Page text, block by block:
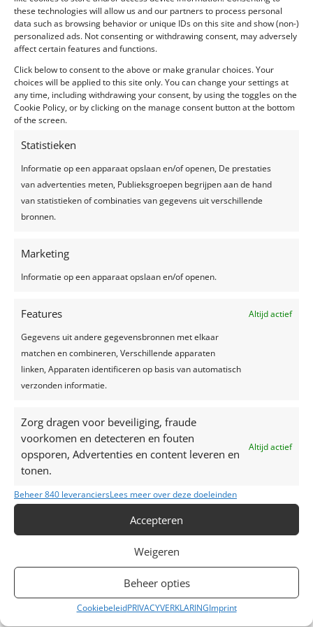
these technologies will allow us and our partners to process personal
data such as browsing behavior or unique IDs on this site and show (non-)
personalized ads. Not consenting or withdrawing consent, may adversely
affect certain features and functions.
Click below to consent to the above or make granular choices. Your
choices will be applied to this site only. You can change your settings at
any time, including withdrawing your consent, by using the toggles on the
Cookie Policy, or by clicking on the manage consent button at the bottom
of the screen.
Statistieken
Informatie op een apparaat opslaan en/of openen, De prestaties
van advertenties meten, Publieksgroepen begrijpen aan de hand
van statistieken of combinaties van gegevens uit verschillende
bronnen.
Marketing
Informatie op een apparaat opslaan en/of openen.
Features
Altijd actief
Gegevens uit andere gegevensbronnen met elkaar
matchen en combineren, Verschillende apparaten
linken, Apparaten identificeren op basis van automatisch
verzonden informatie.
Zorg dragen voor beveiliging, fraude
voorkomen en detecteren en fouten
opsporen, Advertenties en content leveren en
tonen.
Altijd actief
Beheer 840 leveranciersLees meer over deze doeleinden
Accepteren
Weigeren
Beheer opties
CookiebeleidPRIVACYVERKLARINGImprint
Wil je graag een leukere uitstraling voor je aperitief
dan een simpel champagneglas? Hieronder geven
we je 3 ideeën om je aperitief op te pimpen! Bron
foto: Wedding Chicks 1. Golden cocktail van
Maison des Fêtes Ja, je leest het goed! Maison des...
Recente berichten
Een feest plannen, wat geef je uit?
Trouwjurken trends 2024
verkoelend drankje!
Top 7 trends voor huwelijken in 2024-2025
Recente reacties
M: +32 (0)472 42 32 29
liesbet@maisondesfetes.be